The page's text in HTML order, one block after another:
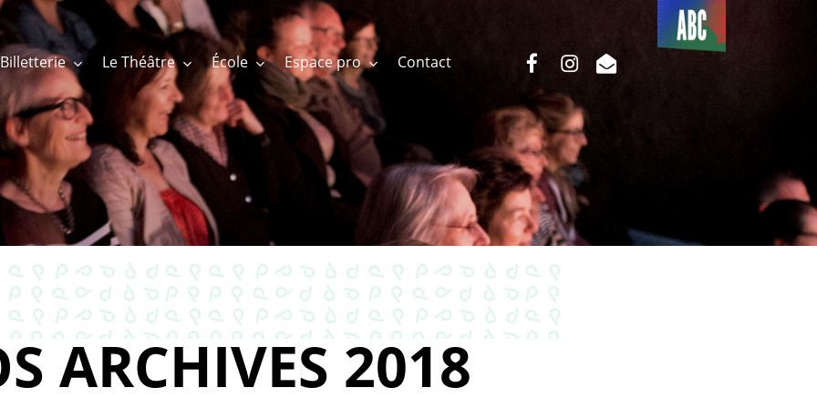
Billetterie Le Théâtre École Espace pro Contact
Du côté
de l’ABC
facebookinstagram
email
ARCHIVES 2018